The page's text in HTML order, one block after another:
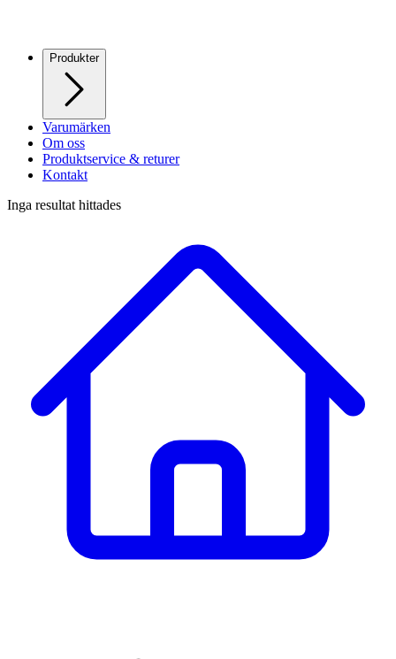
Produkter
Varumärken
Om oss
Produktservice & returer
Kontakt
Inga resultat hittades